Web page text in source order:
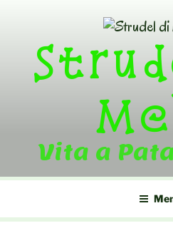
content
Vita a